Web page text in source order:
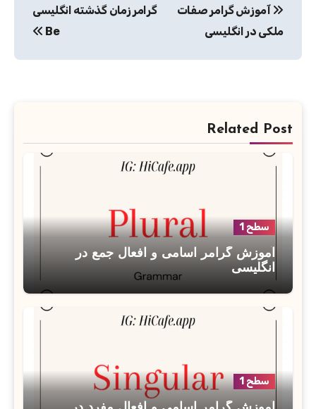
نوشته
آموزش گرامر صفات
ملکی در انگلیسی
گرامر زمان گذشته انگلیسی
Be
Related Post
سطح 1
آموزش گرامر اسامی و افعال جمع در
انگلیسی
سطح 1